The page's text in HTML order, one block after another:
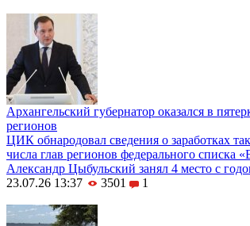
Архангельский губернатор оказался в
регионов
ЦИК обнародовал сведения о заработках
числа глав регионов федерального списка
Александр Цыбульский занял 4 место с
23.07.26 13:37
3501 1